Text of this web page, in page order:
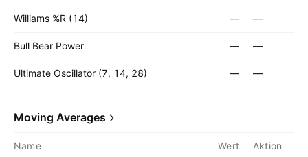
Williams %R (14) — —
Bull Bear Power — —
Ultimate Oscillator (7, 14, 28) — —
Moving Averages
Name Wert Aktion